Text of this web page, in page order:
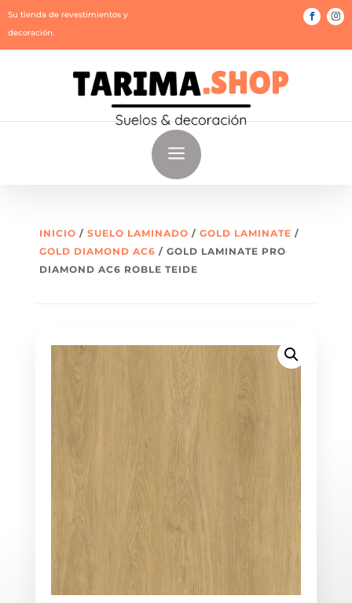
Su tienda de revestimientos y
decoración.
a
INICIO / SUELO LAMINADO / GOLD LAMINATE /
GOLD DIAMOND AC6 / GOLD LAMINATE PRO
DIAMOND AC6 ROBLE TEIDE